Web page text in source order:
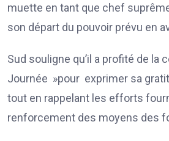
muette en tant que chef
son départ du pouvoir prévu en
Sud souligne qu’il a profité de la
Journée »pour exprimer sa
tout en rappelant les efforts
renforcement des moyens des